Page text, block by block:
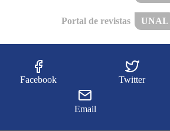
Portal de revistas UNAL
Facebook Twitter
Email